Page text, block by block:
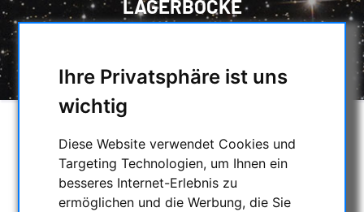
Ihre Privatsphäre ist uns
wichtig
Diese Website verwendet Cookies und
Targeting Technologien, um Ihnen ein
besseres Internet-Erlebnis zu
ermöglichen und die Werbung, die Sie
LAGERBÖCKE
AUSWAHL
KATEGORIEN